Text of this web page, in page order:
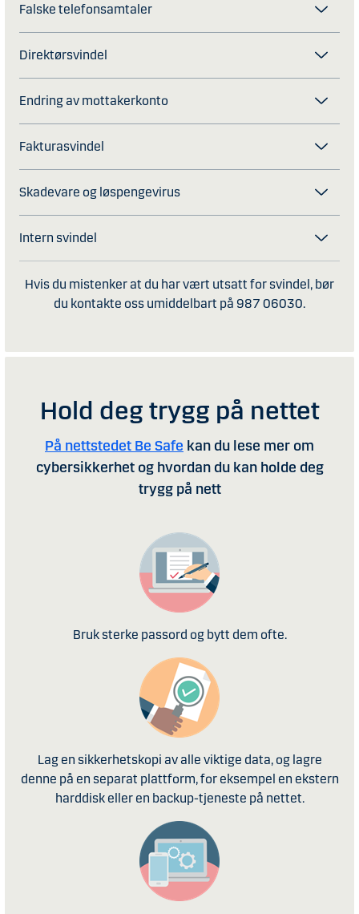
Falske telefonsamtaler
Direktørsvindel
Endring av mottakerkonto
Fakturasvindel
Skadevare og løspengevirus
Intern svindel
Hvis du mistenker at du har vært utsatt for svindel, bør
du kontakte oss umiddelbart på 987 06030.
Hold deg trygg på nettet
På nettstedet Be Safe kan du lese mer om
cybersikkerhet og hvordan du kan holde deg
trygg på nett
Bruk sterke passord og bytt dem ofte.
Lag en sikkerhetskopi av alle viktige data, og lagre
denne på en separat plattform, for eksempel en ekstern
harddisk eller en backup-tjeneste på nettet.